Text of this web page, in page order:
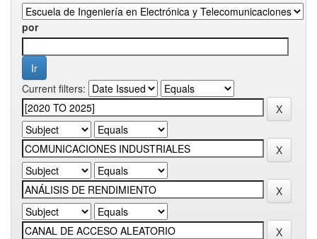
por
Current filters: